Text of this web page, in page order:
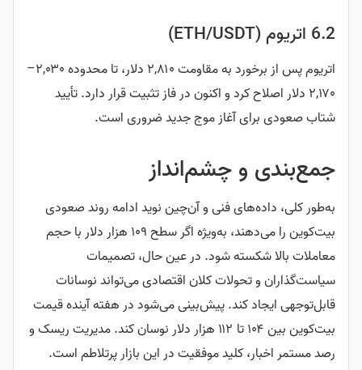
6.2 اتریوم (ETH/USDT)
اتریوم پس از برخورد به مقاومت ۲,۸۱۰ دلار، تا محدوده ۲,۰۳۰–
۲,۱۷۰ دلار اصلاح کرد و اکنون در فاز تثبیت قرار دارد. تأیید
شتاب صعودی برای آغاز موج جدید ضروری است.
جمع‌بندی و چشم‌انداز
به‌طور کلی، داده‌های فنی و آن‌چین نوید ادامه روند صعودی
بیت‌کوین را می‌دهند، به‌ویژه اگر سطح ۱۰۹ هزار دلار با حجم
معاملات بالا شکسته شود. در عین حال، تصمیمات
سیاست‌گذاران و تحولات کلان اقتصادی می‌تواند نوسانات
قابل‌توجهی ایجاد کند. پیش‌بینی می‌شود در هفته آینده قیمت
بیت‌کوین بین ۱۰۴ تا ۱۱۲ هزار دلار نوسان کند. مدیریت ریسک و
رصد مستمر اخبار، کلید موفقیت در این بازار پرتلاطم است.